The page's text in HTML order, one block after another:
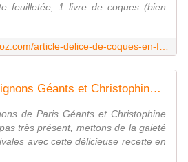
feuilletée, 1 livre de coques (bien
Quiche aux Champignons Géants et Christophine, de Mamigoz - Chez Mamigoz
de Paris Géants et Christophine
très présent, mettons de la gaieté
avec cette délicieuse recette en